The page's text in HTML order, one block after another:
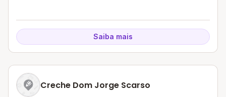
Saiba mais
Creche Dom Jorge Scarso